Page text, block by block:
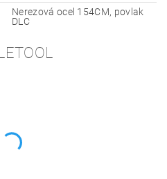
Nerezová ocel 154CM, povlak
DLC